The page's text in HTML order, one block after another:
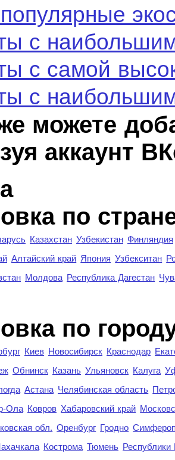
с
с самой
с
можете
аккаунт
по
Казахстан Узбекистан Финляндия
Алтайский край Япония Узбекситан
Молдова Республика Дагестан
по
Киев Новосибирск Краснодар
Обнинск Казань Ульяновск Калуга
Астана Челябинская область
Ола Ковров Хабаровский край
обл. Оренбург Гродно
Кострома Тюмень Республики